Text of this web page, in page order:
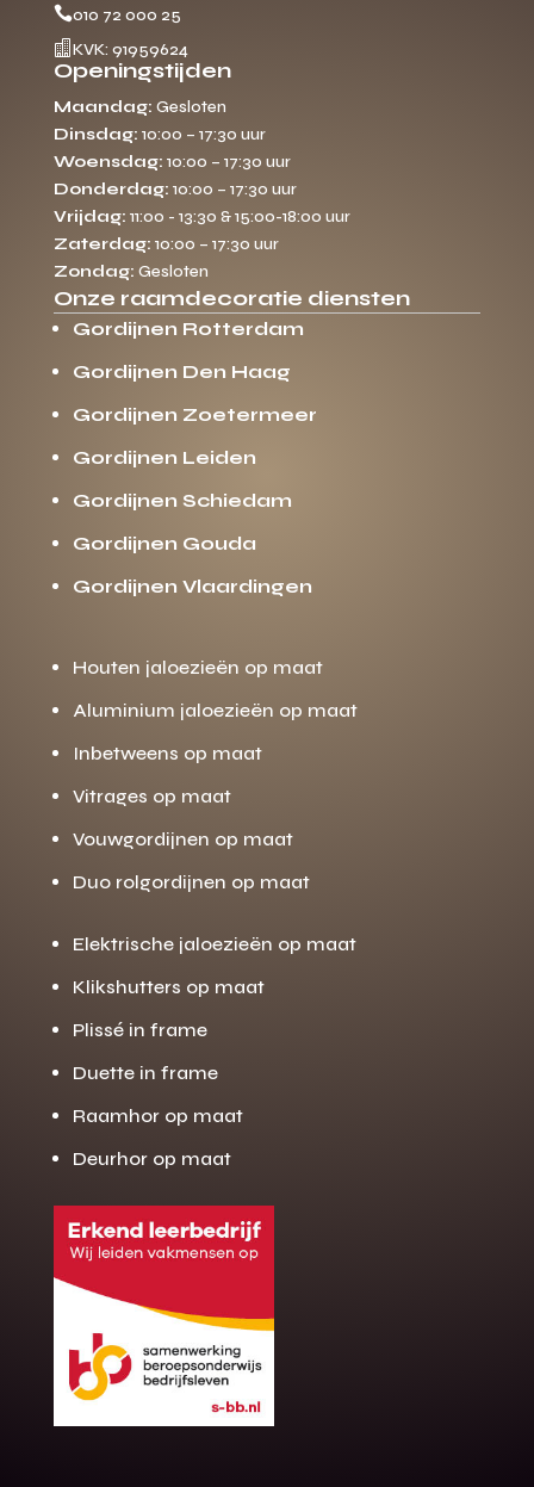
Gratis offerte
op maat?
Binnen 24 uur jouw gratis offerte
10 jaar garantie op de montage
010 72 000 25
 KVK: 91959624
Openingstijden
Maandag: Gesloten
Dinsdag: 10:00 – 17:30 uur
Woensdag: 10:00 – 17:30 uur
Donderdag: 10:00 – 17:30 uur
Vrijdag: 11:00 - 13:30 & 15:00-18:00 uur
Zaterdag: 10:00 – 17:30 uur
Zondag: Gesloten
Onze raamdecoratie diensten
Gordijnen Rotterdam
Gordijnen Den Haag
Gordijnen Zoetermeer
Gordijnen Leiden
Gordijnen Schiedam
Gordijnen Gouda
Gordijnen Vlaardingen
Houten jaloezieën op maat
Aluminium jaloezieën op maat
Inbetweens op maat
Vitrages op maat
Vouwgordijnen op maat
Duo rolgordijnen op maat
Elektrische jaloezieën op maat
Klikshutters op maat
Plissé in frame
Duette in frame
Raamhor op maat
Deurhor op maat